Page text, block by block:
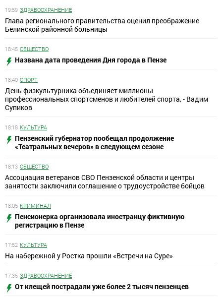
19:59 ЗДРАВООХРАНЕНИЕ
Глава регионального правительства оценил преображение
Белинской районной больницы
18:45 ОБЩЕСТВО
Названа дата проведения Дня города в Пензе
18:40 СПОРТ
День физкультурника объединяет миллионы
профессиональных спортсменов и любителей спорта, - Вадим
Супиков
18:18 КУЛЬТУРА
Пензенский губернатор пообещал продолжение
«Театральных вечеров» в следующем сезоне
18:13 ОБЩЕСТВО
Ассоциация ветеранов СВО Пензенской области и центры
занятости заключили соглашение о трудоустройстве бойцов
18:05 КРИМИНАЛ
Пенсионерка организовала иностранцу фиктивную
регистрацию в Пензе
17:52 КУЛЬТУРА
На набережной у Ростка прошли «Встречи на Суре»
17:35 ЗДРАВООХРАНЕНИЕ
От клещей пострадали уже более 2 тысяч пензенцев